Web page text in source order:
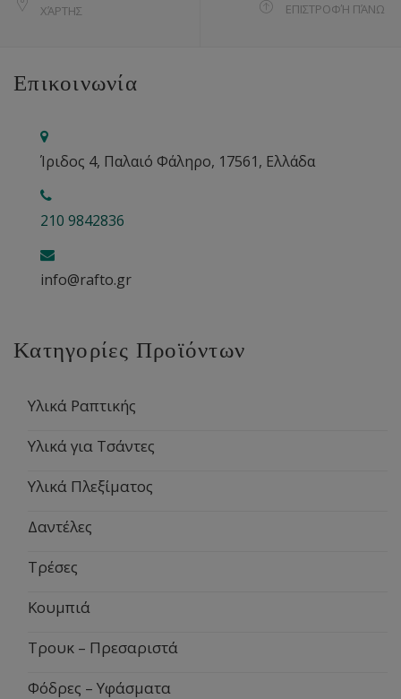
ΧΆΡΤΗΣ ΕΠΙΣΤΡΟΦΉ ΠΆΝΩ
Επικοινωνία
Ίριδος 4, Παλαιό Φάληρο, 17561, Ελλάδα
210 9842836
info@rafto.gr
Κατηγορίες Προϊόντων
Υλικά Ραπτικής
Υλικά για Τσάντες
Υλικά Πλεξίματος
Δαντέλες
Τρέσες
Κουμπιά
Τρουκ – Πρεσαριστά
Φόδρες – Υφάσματα